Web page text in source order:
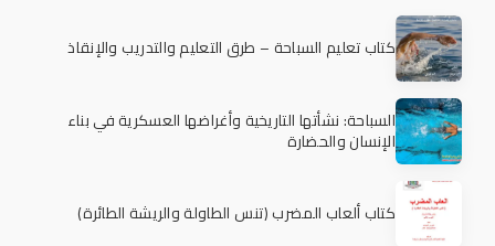
كتاب تعليم السباحة – طرق التعليم والتدريب والإنقاذ
السباحة: نشأتها التاريخية وأغراضها العسكرية في بناء
الإنسان والحضارة
كتاب ألعاب المضرب (تنس الطاولة والريشة الطائرة)